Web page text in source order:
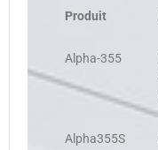
Produit
Alpha-355
Alpha355S